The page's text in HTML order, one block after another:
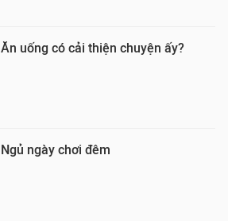
Ăn uống có cải thiện chuyện ấy?
Ngủ ngày chơi đêm